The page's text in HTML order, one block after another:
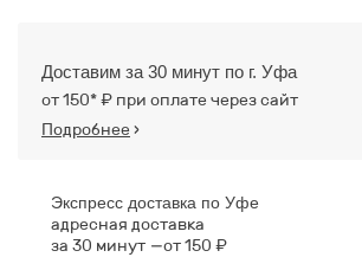
Доставим за 30 минут по г. Уфа
от 150* ₽ при оплате через сайт
Подробнее ›
Экспресс доставка по Уфе
адресная доставка
за 30 минут
от 150 ₽